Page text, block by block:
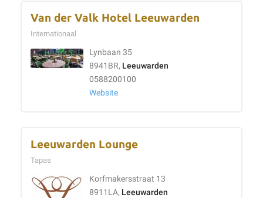
Van der Valk Hotel Leeuwarden
Internationaal
Lynbaan 35
8941BR, Leeuwarden
0588200100
Website
Leeuwarden Lounge
Tapas
Korfmakersstraat 13
8911LA, Leeuwarden